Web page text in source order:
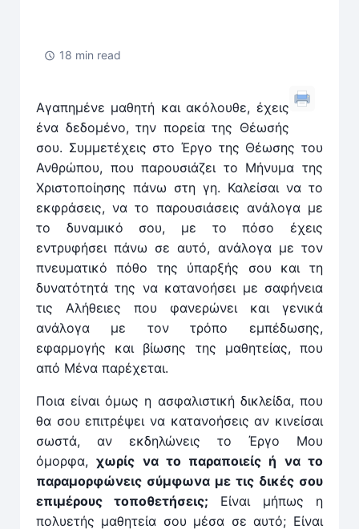
18 min read
Αγαπημένε μαθητή και ακόλουθε, έχεις
ένα δεδομένο, την πορεία της Θέωσής
σου. Συμμετέχεις στο Έργο της Θέωσης του
Ανθρώπου, που παρουσιάζει το Μήνυμα της
Χριστοποίησης πάνω στη γη. Καλείσαι να το
εκφράσεις, να το παρουσιάσεις ανάλογα με
το δυναμικό σου, με το πόσο έχεις
εντρυφήσει πάνω σε αυτό, ανάλογα με τον
πνευματικό πόθο της ύπαρξής σου και τη
δυνατότητά της να κατανοήσει με σαφήνεια
τις Αλήθειες που φανερώνει και γενικά
ανάλογα με τον τρόπο εμπέδωσης,
εφαρμογής και βίωσης της μαθητείας, που
από Μένα παρέχεται.
Ποια είναι όμως η ασφαλιστική δικλείδα, που
θα σου επιτρέψει να κατανοήσεις αν κινείσαι
σωστά, αν εκδηλώνεις το Έργο Μου
όμορφα,χωρίς να το παραποιείς ή να το
παραμορφώνεις σύμφωνα με τις δικές σου
επιμέρους τοποθετήσεις; Είναι μήπως η
πολυετής μαθητεία σου μέσα σε αυτό; Είναι